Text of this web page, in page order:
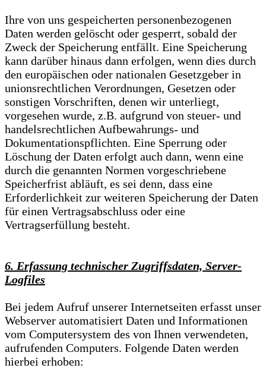
Ihre von uns gespeicherten personenbezogenen
Daten werden gelöscht oder gesperrt, sobald der
Zweck der Speicherung entfällt. Eine Speicherung
kann darüber hinaus dann erfolgen, wenn dies durch
den europäischen oder nationalen Gesetzgeber in
unionsrechtlichen Verordnungen, Gesetzen oder
sonstigen Vorschriften, denen wir unterliegt,
vorgesehen wurde, z.B. aufgrund von steuer- und
handelsrechtlichen Aufbewahrungs- und
Dokumentationspflichten. Eine Sperrung oder
Löschung der Daten erfolgt auch dann, wenn eine
durch die genannten Normen vorgeschriebene
Speicherfrist abläuft, es sei denn, dass eine
Erforderlichkeit zur weiteren Speicherung der Daten
für einen Vertragsabschluss oder eine
Vertragserfüllung besteht.
6. Erfassung technischer Zugriffsdaten, Server-
Logfiles
Bei jedem Aufruf unserer Internetseiten erfasst unser
Webserver automatisiert Daten und Informationen
vom Computersystem des von Ihnen verwendeten,
aufrufenden Computers. Folgende Daten werden
hierbei erhoben: